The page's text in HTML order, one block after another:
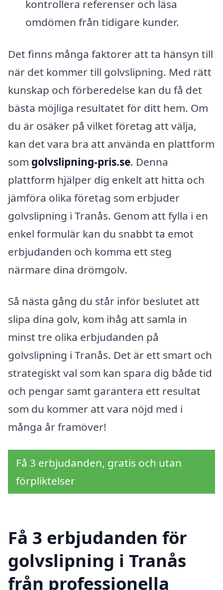
kontrollera referenser och läsa
omdömen från tidigare kunder.
Det finns många faktorer att ta hänsyn till
när det kommer till golvslipning. Med rätt
kunskap och förberedelse kan du få det
bästa möjliga resultatet för ditt hem. Om
du är osäker på vilket företag att välja,
kan det vara bra att använda en plattform
som golvslipning-pris.se. Denna
plattform hjälper dig enkelt att hitta och
jämföra olika företag som erbjuder
golvslipning i Tranås. Genom att fylla i en
enkel formulär kan du snabbt ta emot
erbjudanden och komma ett steg
närmare dina drömgolv.
Så nästa gång du står inför beslutet att
slipa dina golv, kom ihåg att samla in
minst tre olika erbjudanden på
golvslipning i Tranås. Det är ett smart och
strategiskt val som kan spara dig både tid
och pengar samt garantera ett resultat
som du kommer att vara nöjd med i
många år framöver!
Få 3 erbjudanden, gratis och utan
förpliktelser
Få 3 erbjudanden för
golvslipning i Tranås
från professionella